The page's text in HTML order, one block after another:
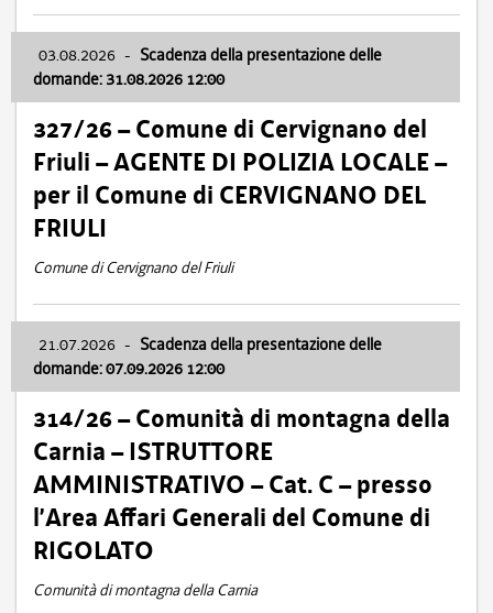
03.08.2026 - Scadenza della presentazione delle
domande: 31.08.2026 12:00
327/26 – Comune di Cervignano del
Friuli – AGENTE DI POLIZIA LOCALE –
per il Comune di CERVIGNANO DEL
FRIULI
Comune di Cervignano del Friuli
21.07.2026 - Scadenza della presentazione delle
domande: 07.09.2026 12:00
314/26 – Comunità di montagna della
Carnia – ISTRUTTORE
AMMINISTRATIVO – Cat. C – presso
l’Area Affari Generali del Comune di
RIGOLATO
Comunità di montagna della Carnia